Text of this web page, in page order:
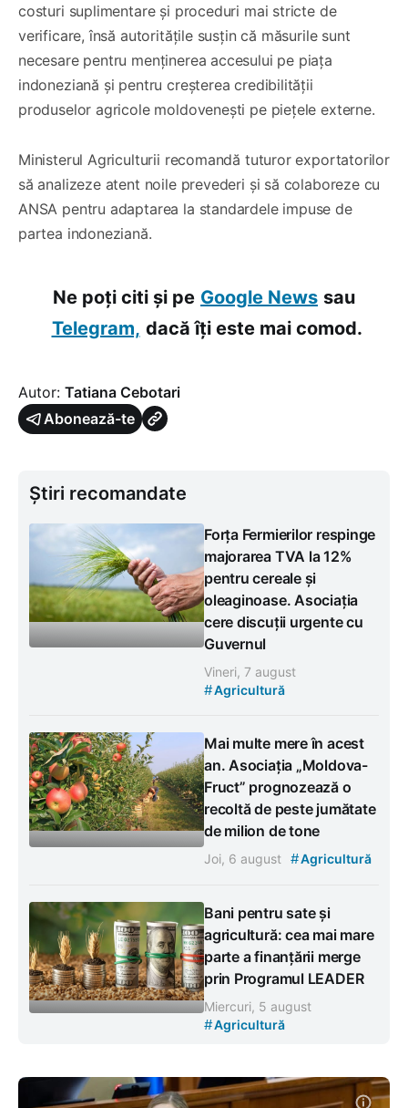
costuri suplimentare și proceduri mai stricte de
verificare, însă autoritățile susțin că măsurile sunt
necesare pentru menținerea accesului pe piața
indoneziană și pentru creșterea credibilității
produselor agricole moldovenești pe piețele externe.
Ministerul Agriculturii recomandă tuturor exportatorilor
să analizeze atent noile prevederi și să colaboreze cu
ANSA pentru adaptarea la standardele impuse de
partea indoneziană.
Ne poți citi și pe Google News sau
Telegram, dacă îți este mai comod.
Autor: Tatiana Cebotari
Abonează-te
Știri recomandate
Forța Fermierilor respinge
majorarea TVA la 12%
pentru cereale și
oleaginoase. Asociația
cere discuții urgente cu
Guvernul
Vineri, 7 august
#Agricultură
Mai multe mere în acest
an. Asociația „Moldova-
Fruct” prognozează o
recoltă de peste jumătate
de milion de tone
Joi, 6 august #Agricultură
Bani pentru sate și
agricultură: cea mai mare
parte a finanțării merge
prin Programul LEADER
Miercuri, 5 august
#Agricultură